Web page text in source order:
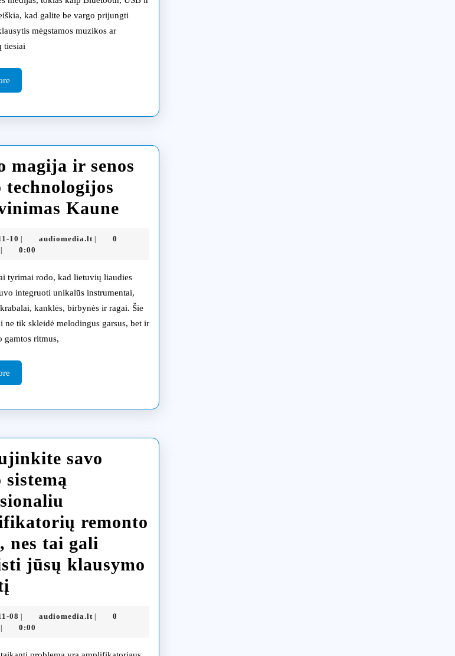
gyvybę
kad galite be vargo prijungti
mėgstamos muzikos ar
tiesiai
Read
More
magija ir senos
technologijos
KauneGarso
senos
garso
technologijos
10 2024-
11-
audiomedia.ltaudiomedia.lt
0
0:00
integruoti unikalūs instrumentai,
kanklės, birbynės ir ragai. Šie
ne tik skleidė melodingus garsus, bet ir
gamtos ritmus,
Read
More
savo
sistemą
remonto
nes tai gali
jūsų klausymo
garso
sistemą
08 2024-
11-
audiomedia.ltaudiomedia.lt
0
0:00